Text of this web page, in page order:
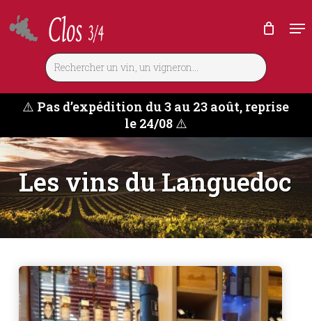
to
main
⚠️ Pas d’expédition du 3 au 23 août, reprise
le 24/08⚠️
Les vins du Languedoc